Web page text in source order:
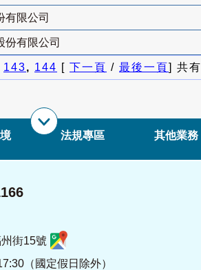
有限公司
份有限公司
143, 144 [ 下一頁 / 最後一頁] 共有
法規專區 其他業務
街15號
（國定假日除外）